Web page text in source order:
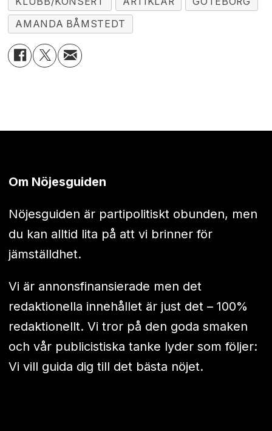
AMANDA BÅMSTEDT
Om Nöjesguiden
Nöjesguiden är partipolitiskt obunden, men
du kan alltid lita på att vi brinner för
jämställdhet.
Vi är annonsfinansierade men det
redaktionella innehållet är just det – 100%
redaktionellt. Vi tror på den goda smaken
och vår publicistiska tanke lyder som följer:
Vi vill guida dig till det bästa nöjet.